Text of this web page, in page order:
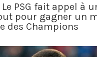
Le PSG fait appel à
pour gagner un
des Champions